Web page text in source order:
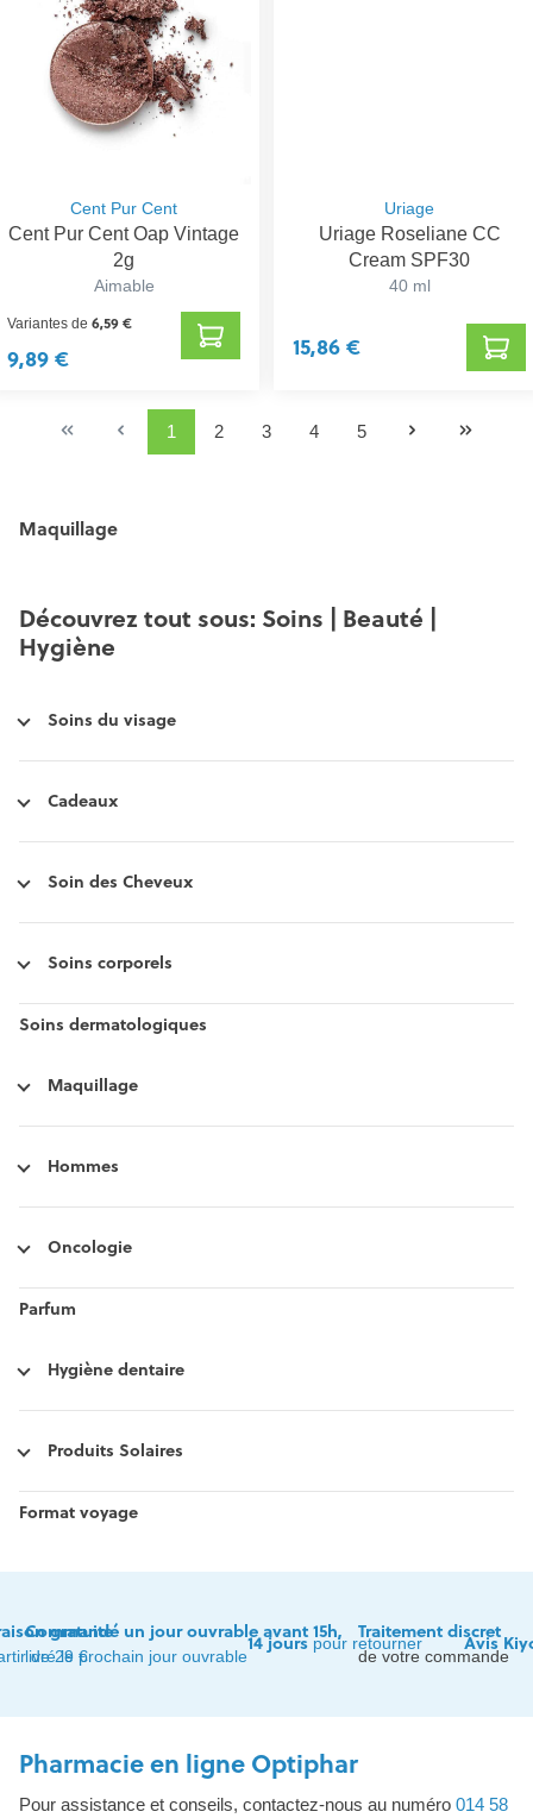
Cent Pur Cent
Cent Pur Cent Oap Vintage
2g
Aimable
Variantes de6,59 €
9,89 €
Uriage
Uriage Roseliane CC
Cream SPF30
40 ml
15,86 €
1 2 3 4 5
Maquillage
Découvrez tout sous: Soins | Beauté |
Hygiène
Soins du visage
Cadeaux
Soin des Cheveux
Soins corporels
Soins dermatologiques
Maquillage
Hommes
Oncologie
Parfum
Hygiène dentaire
Produits Solaires
Format voyage
gratuite
de 29 €
Commandé un jour ouvrable avant 15h,
livré le prochain jour ouvrable
14 jourspour retourner
Traitement discret
de votre commande
Avis
Pharmacie en ligne Optiphar
Pour assistance et conseils, contactez-nous au numéro 014 58